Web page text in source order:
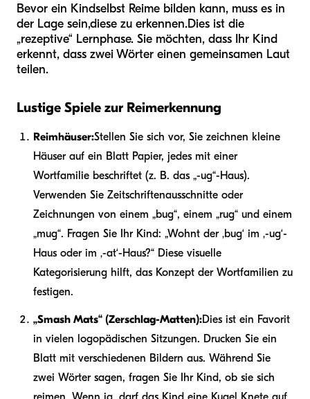
Bevor ein Kindselbst Reime bilden kann, muss es in
der Lage sein,diese zu erkennen.Dies ist die
„rezeptive“ Lernphase. Sie möchten, dass Ihr Kind
erkennt, dass zwei Wörter einen gemeinsamen Laut
teilen.
Lustige Spiele zur Reimerkennung
Reimhäuser:Stellen Sie sich vor, Sie zeichnen kleine
Häuser auf ein Blatt Papier, jedes mit einer
Wortfamilie beschriftet (z. B. das „-ug“-Haus).
Verwenden Sie Zeitschriftenausschnitte oder
Zeichnungen von einem „bug“, einem „rug“ und einem
„mug“. Fragen Sie Ihr Kind: „Wohnt der ‚bug‘ im ‚-ug‘-
Haus oder im ‚-at‘-Haus?“ Diese visuelle
Kategorisierung hilft, das Konzept der Wortfamilien zu
festigen.
„Smash Mats“ (Zerschlag-Matten):Dies ist ein Favorit
in vielen logopädischen Sitzungen. Drucken Sie ein
Blatt mit verschiedenen Bildern aus. Während Sie
zwei Wörter sagen, fragen Sie Ihr Kind, ob sie sich